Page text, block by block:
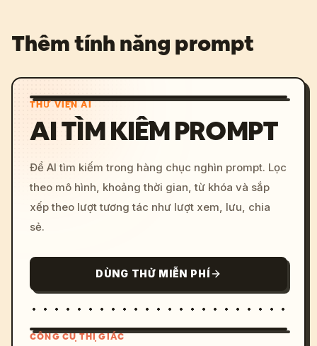
Thêm tính năng prompt
THƯ VIỆN AI
AI TÌM KIẾM PROMPT
Để AI tìm kiếm trong hàng chục nghìn prompt. Lọc
theo mô hình, khoảng thời gian, từ khóa và sắp
xếp theo lượt tương tác như lượt xem, lưu, chia
sẻ.
DÙNG THỬ MIỄN PHÍ
CÔNG CỤ THỊ GIÁC